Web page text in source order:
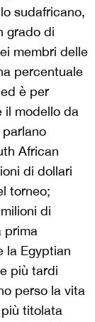
sudafricano,
grado di
membri delle
percentuale
è per
il modello da
parlano
African
di dollari
torneo;
di
prima
la Egyptian
più tardi
perso la vita
titolata